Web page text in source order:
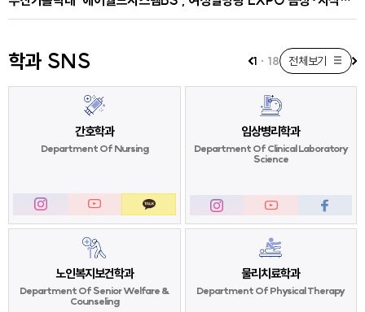
학과 SNS 1 · 18 전체보기
간호학과
Department Of Nursing
노인복지보건학과
Department Of Senior Welfare &
Counseling
임상병리학과
Department Of Clinical Laboratory
Science
물리치료학과
Department Of Physical Therapy